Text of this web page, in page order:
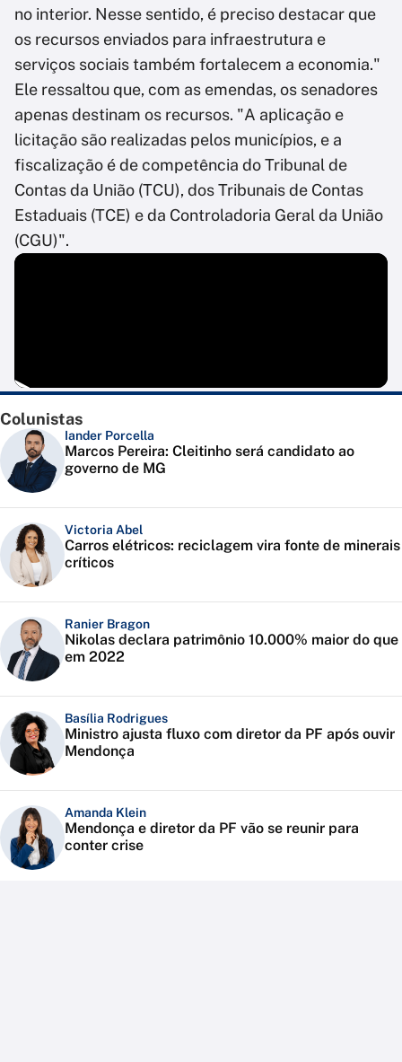
no interior. Nesse sentido, é preciso destacar que
os recursos enviados para infraestrutura e
serviços sociais também fortalecem a economia."
Ele ressaltou que, com as emendas, os senadores
apenas destinam os recursos. "A aplicação e
licitação são realizadas pelos municípios, e a
fiscalização é de competência do Tribunal de
Contas da União (TCU), dos Tribunais de Contas
Estaduais (TCE) e da Controladoria Geral da União
(CGU)".
Colunistas
Iander Porcella
Marcos Pereira: Cleitinho será candidato ao
governo de MG
Victoria Abel
Carros elétricos: reciclagem vira fonte de minerais
críticos
Ranier Bragon
Nikolas declara patrimônio 10.000% maior do que
em 2022
Basília Rodrigues
Ministro ajusta fluxo com diretor da PF após ouvir
Mendonça
Amanda Klein
Mendonça e diretor da PF vão se reunir para
conter crise